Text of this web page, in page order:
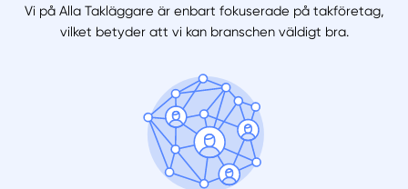
Vi på Alla Takläggare är enbart fokuserade på takföretag,
vilket betyder att vi kan branschen väldigt bra.